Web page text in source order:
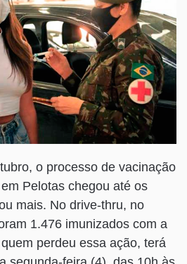
o processo de vacinação
Pelotas chegou até os
mais. No drive-thru, no
1.476 imunizados com a
perdeu essa ação, terá